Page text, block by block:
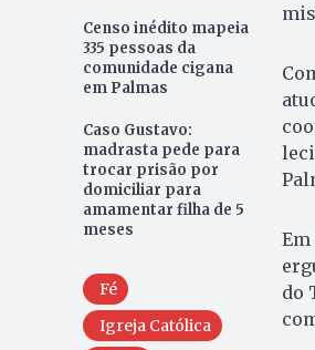
Censo inédito mapeia
335 pessoas da
comunidade cigana
em Palmas
Caso Gustavo:
madrasta pede para
trocar prisão por
domiciliar para
amamentar filha de 5
meses
Fé
Igreja Católica
Em
do